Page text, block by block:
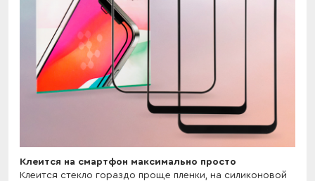
Клеится на смартфон максимально просто
Клеится стекло гораздо проще пленки, на силиконовой